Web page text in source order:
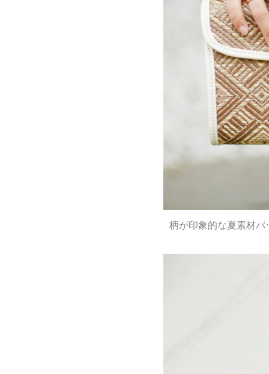
柄が印象的な夏素材